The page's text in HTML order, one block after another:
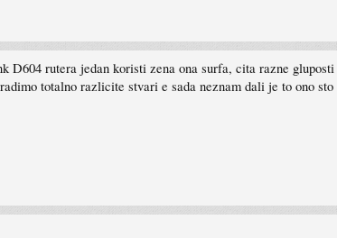
D604 rutera jedan koristi zena ona surfa, cita razne
totalno razlicite stvari e sada neznam dali je to ono